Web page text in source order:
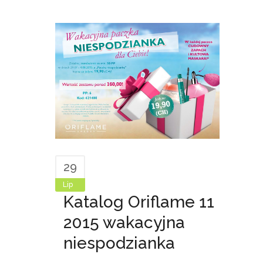
29
Lip
Katalog Oriflame 11
2015 wakacyjna
niespodzianka